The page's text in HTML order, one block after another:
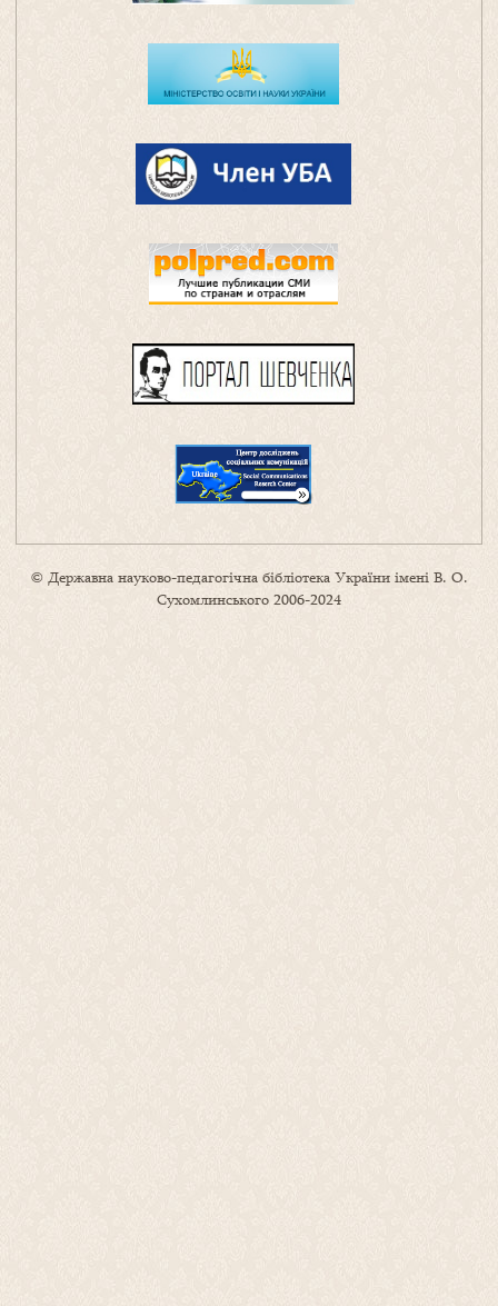
© Державна науково-педагогічна бібліотека України імені В. О.
Сухомлинського 2006-2024